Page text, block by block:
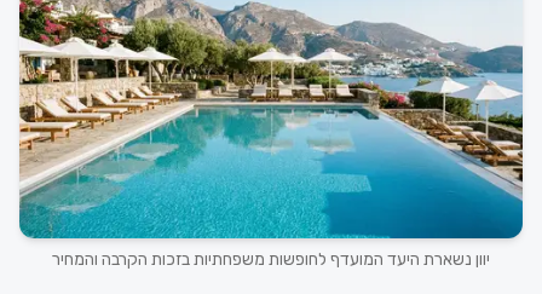
יוון נשארת היעד המועדף לחופשות משפחתיות בזכות הקרבה והמחיר